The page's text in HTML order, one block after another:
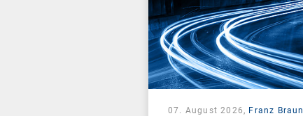
07. August 2026, Franz Braun